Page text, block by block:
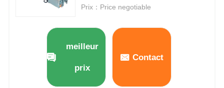
À propos de nous
Prix：Price negotiable
meilleur
prix
Contact